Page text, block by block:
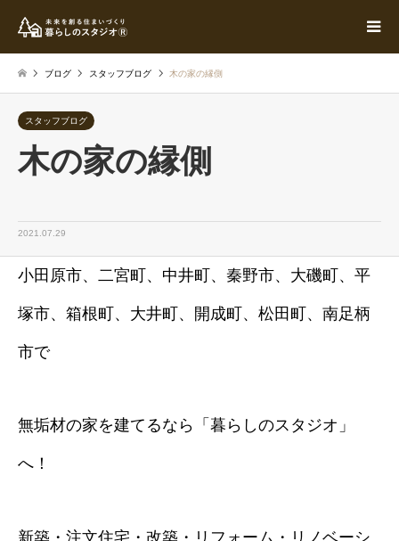
ブログ スタッフブログ 木の家の縁側
スタッフブログ
木の家の縁側
2021.07.29
小田原市、二宮町、中井町、秦野市、大磯町、平
塚市、箱根町、大井町、開成町、松田町、南足柄
市で
無垢材の家を建てるなら「暮らしのスタジオ」
へ！